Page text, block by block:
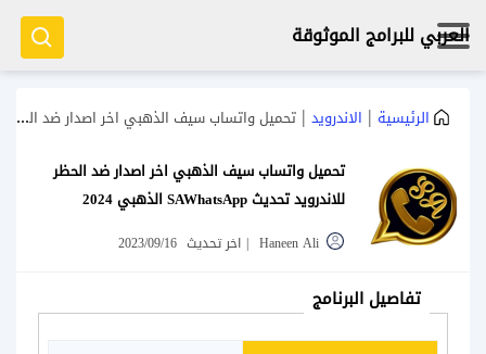
العربي للبرامج الموثوقة
الرئيسية | الاندرويد | تحميل واتساب سيف الذهبي اخر اصدار ضد الحظر للاندرويد تحديث SAWhatsApp الذهبي 2024
تحميل واتساب سيف الذهبي اخر اصدار ضد الحظر
للاندرويد تحديث SAWhatsApp الذهبي 2024
Haneen Ali
| اخر تحديث 2023/09/16
تفاصيل البرنامج